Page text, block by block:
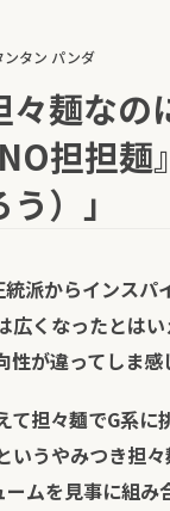
ンタン パンダ
々麺な
担担
）」
派からインス
広くなったとは
が違ってしま感
て担々麺でG系に
いうやみつき担
ムを見事に組み